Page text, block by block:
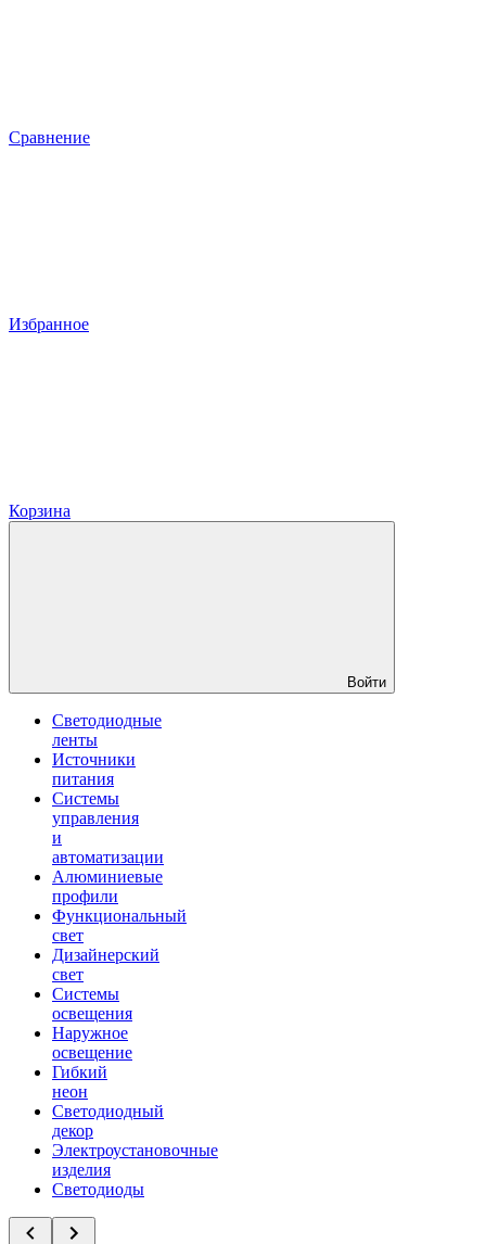
Сравнение
Избранное
Корзина
Войти
Светодиодные
ленты
Источники
питания
Системы
управления
и
автоматизации
Алюминиевые
профили
Функциональный
свет
Дизайнерский
свет
Системы
освещения
Наружное
освещение
Гибкий
неон
Светодиодный
декор
Электроустановочные
изделия
Светодиоды